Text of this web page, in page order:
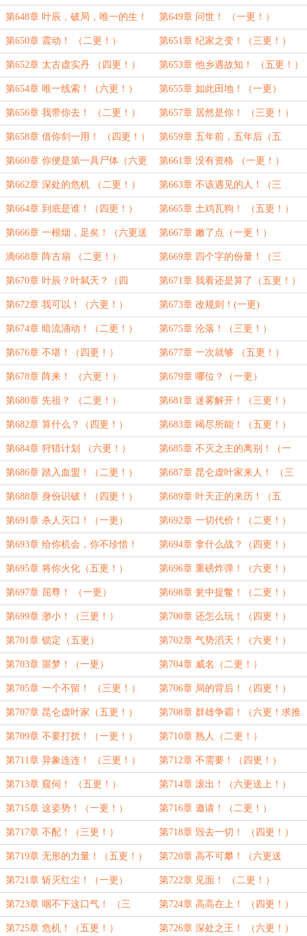
第648章 叶辰，破局，唯一的生！
（六更送上！）
第649章 问世！ （一更！）
第650章 震动！ （二更！） 第651章 纪家之变！（三更！）
第652章 太古虚实丹 （四更！） 第653章 他乡遇故知！ （五更！）
第654章 唯一线索！（六更！） 第655章 如此田地！（一更）
第656章 我带你去！ （二更！） 第657章 居然是你！ （三更！）
第658章 借你剑一用！ （四更！） 第659章 五年前，五年后（五
更！）
第660章 你便是第一具尸体（六更
送上！）
第661章 没有资格 （一更！）
第662章 深处的危机 （二更！） 第663章 不该遇见的人！（三
更！）
第664章 到底是谁！（四更！） 第665章 土鸡瓦狗！ （五更！）
第666章 一根烟，足矣！（六更送
上）
第667章 嫩了点（一更！）
滴668章 阵古扇 （二更！） 第669章 四个字的份量！（三
更！）
第670章 叶辰？叶弑天？（四
更！）
第671章 我看还是算了（五更！）
第672章 我可以！（六更！） 第673章 改规则！(一更)
第674章 暗流涌动！（二更！） 第675章 沦落！（三更！）
第676章 不堪！（四更！） 第677章 一次就够 （五更！）
第678章 阵来！ （六更！） 第679章 哪位？（一更）
第680章 先祖？ （二更！） 第681章 迷雾解开！（三更！）
第682章 算什么？（四更！） 第683章 竭尽所能！（五更！）
第684章 狩猎计划 （六更！） 第685章 不灭之主的离别！（一
更！）
第686章 踏入血盟！（二更！） 第687章 昆仑虚叶家来人！ （三
更！）
第688章 身份识破！（四更！） 第689章 叶天正的来历！（五
更！）
第691章 杀人灭口！（一更） 第692章 一切代价！（二更！）
第693章 给你机会，你不珍惜！
（三更！）
第694章 拿什么战？（四更！）
第695章 将你火化（五更！） 第696章 重磅炸弹！（六更！）
第697章 屈尊！ （一更） 第698章 瓮中捉鳖！（二更！）
第699章 渺小！（三更！） 第700章 还怎么玩！（四更！）
第701章 锁定（五更） 第702章 气势滔天！（六更！）
第703章 噩梦！（一更） 第704章 威名（二更！）
第705章 一个不留！ （三更！） 第706章 局的背后！（四更！）
第707章 昆仑虚叶家（五更！） 第708章 群雄争霸！（六更！求推
荐票！）
第709章 不要打扰！（一更！） 第710章 熟人（二更！）
第711章 异象连连！ （三更！） 第712章 不需要！（四更！）
第713章 窥伺！ （五更！） 第714章 滚出！（六更送上！）
第715章 这姿势！（一更！） 第716章 邀请！（二更！）
第717章 不配！（三更！） 第718章 毁去一切！ （四更！）
第719章 无形的力量！（五更！） 第720章 高不可攀！（六更送
上！）
第721章 斩灭红尘！（一更） 第722章 见面！ （二更！）
第723章 咽不下这口气！ （三
更！）
第724章 高高在上！ （四更！）
第725章 危机！（五更！） 第726章 深处之王！ （六更！）